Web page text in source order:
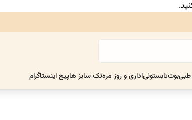
بوتتابستونیاداری و روز مرهتک سایز هاپیج اینستاگرام